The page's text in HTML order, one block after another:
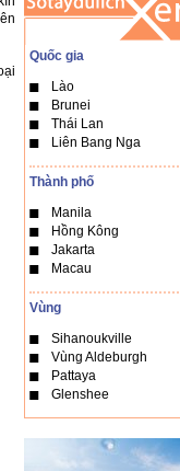
Quốc gia
Lào
Brunei
Thái Lan
Liên Bang Nga
Thành phố
Manila
Hồng Kông
Jakarta
Macau
Vùng
Sihanoukville
Vùng Aldeburgh
Pattaya
Glenshee